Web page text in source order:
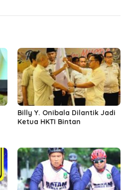
Billy Y. Onibala Dilantik Jadi
Ketua HKTI Bintan